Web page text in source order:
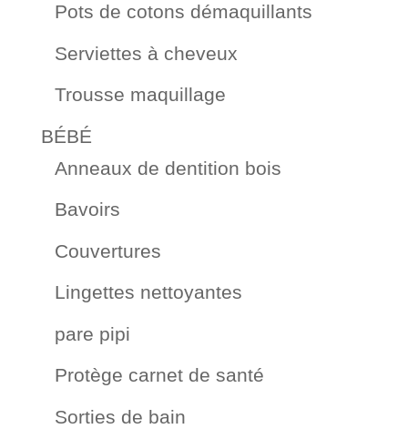
Pots de cotons démaquillants
Serviettes à cheveux
Trousse maquillage
BÉBÉ
Anneaux de dentition bois
Bavoirs
Couvertures
Lingettes nettoyantes
pare pipi
Protège carnet de santé
Sorties de bain